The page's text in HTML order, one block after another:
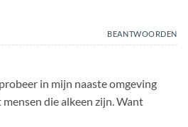
BEANTWOORDEN
in mijn naaste omgeving
die alkeen zijn. Want